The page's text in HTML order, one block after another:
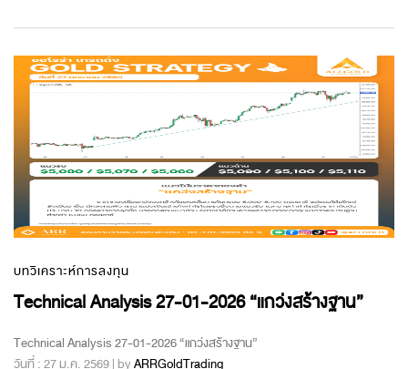
บทวิเคราะห์การลงทุน
Technical Analysis 27-01-2026 “แกว่งสร้างฐาน”
Technical Analysis 27-01-2026 “แกว่งสร้างฐาน”
วันที่ : 27 ม.ค. 2569 | byARRGoldTrading